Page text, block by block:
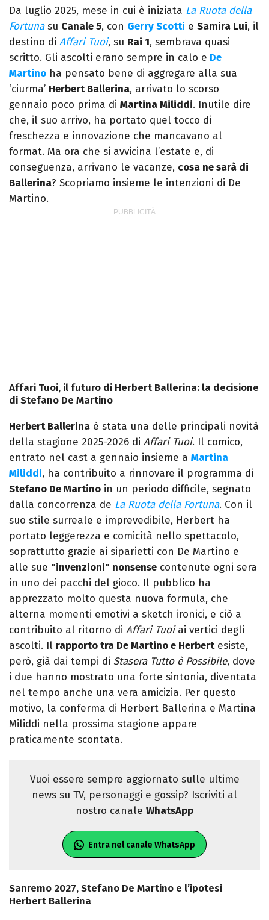
Da luglio 2025, mese in cui è iniziata La Ruota della
Fortunasu Canale 5, con Gerry Scotti e Samira Lui, il
destino di Affari Tuoi, su Rai 1, sembrava quasi
scritto. Gli ascolti erano sempre in calo e De
Martino ha pensato bene di aggregare alla sua
‘ciurma’ Herbert Ballerina, arrivato lo scorso
gennaio poco prima di Martina Miliddi. Inutile dire
che, il suo arrivo, ha portato quel tocco di
freschezza e innovazione che mancavano al
format. Ma ora che si avvicina l’estate e, di
conseguenza, arrivano le vacanze, cosa ne sarà di
Ballerina? Scopriamo insieme le intenzioni di De
Martino.
Affari Tuoi, il futuro di Herbert Ballerina: la decisione
di Stefano De Martino
Herbert Ballerina è stata una delle principali novità
della stagione 2025-2026 di Affari Tuoi. Il comico,
entrato nel cast a gennaio insieme a Martina
Miliddi, ha contribuito a rinnovare il programma di
Stefano De Martino in un periodo difficile, segnato
dalla concorrenza de La Ruota della Fortuna. Con il
suo stile surreale e imprevedibile, Herbert ha
portato leggerezza e comicità nello spettacolo,
soprattutto grazie ai siparietti con De Martino e
alle sue "invenzioni" nonsense contenute ogni sera
in uno dei pacchi del gioco. Il pubblico ha
apprezzato molto questa nuova formula, che
alterna momenti emotivi a sketch ironici, e ciò a
contribuito al ritorno di Affari Tuoiai vertici degli
ascolti. Il rapporto tra De Martino e Herbertesiste,
però, già dai tempi di Stasera Tutto è Possibile, dove
i due hanno mostrato una forte sintonia, diventata
nel tempo anche una vera amicizia. Per questo
motivo, la conferma di Herbert Ballerina e Martina
Miliddi nella prossima stagione appare
praticamente scontata.
Vuoi essere sempre aggiornato sulle ultime
news su TV, personaggi e gossip? Iscriviti al
nostro canale WhatsApp
Entra nel canale WhatsApp
Sanremo 2027, Stefano De Martino e l’ipotesi
Herbert Ballerina